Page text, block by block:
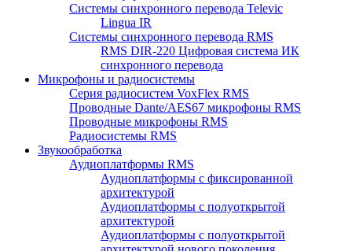
Системы синхронного перевода Televic
Lingua IR
Системы синхронного перевода RMS
RMS DIR-220 Цифровая система ИК
синхронного перевода
Микрофоны и радиосистемы
Серия радиосистем VoxFlex RMS
Проводные Dante/AES67 микрофоны RMS
Проводные микрофоны RMS
Радиосистемы RMS
Звукообработка
Аудиоплатформы RMS
Аудиоплатформы с фиксированной
архитектурой
Аудиоплатформы с полуоткрытой
архитектурой
Аудиоплатформы с полуоткрытой